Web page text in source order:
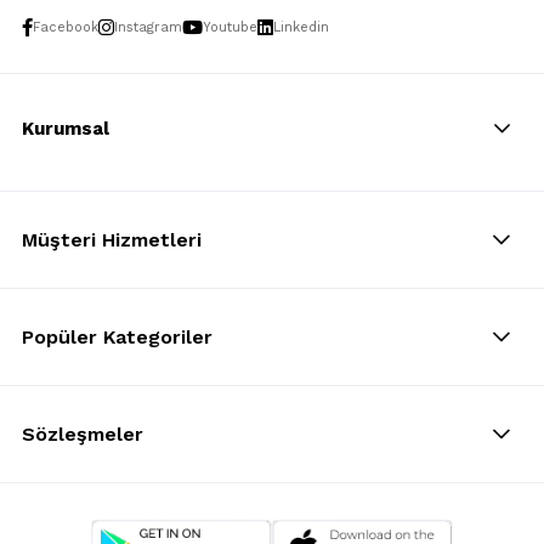
Facebook Instagram Youtube Linkedin
Kurumsal
Müşteri Hizmetleri
Popüler Kategoriler
Sözleşmeler